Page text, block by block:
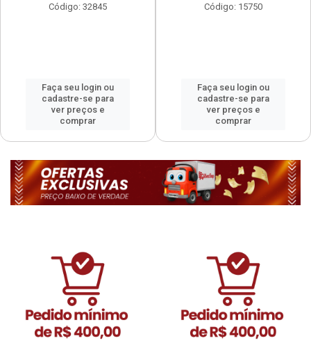
Código: 32845
Faça seu login ou
cadastre-se para
ver preços e
comprar
Código: 15750
Faça seu login ou
cadastre-se para
ver preços e
comprar